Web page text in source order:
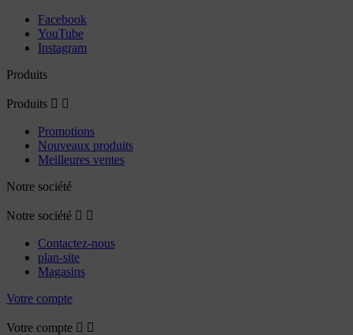
Facebook
YouTube
Instagram
Produits
Produits  
Promotions
Nouveaux produits
Meilleures ventes
Notre société
Notre société  
Contactez-nous
plan-site
Magasins
Votre compte
Votre compte  